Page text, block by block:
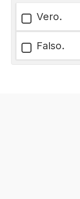
Vero.
Falso.